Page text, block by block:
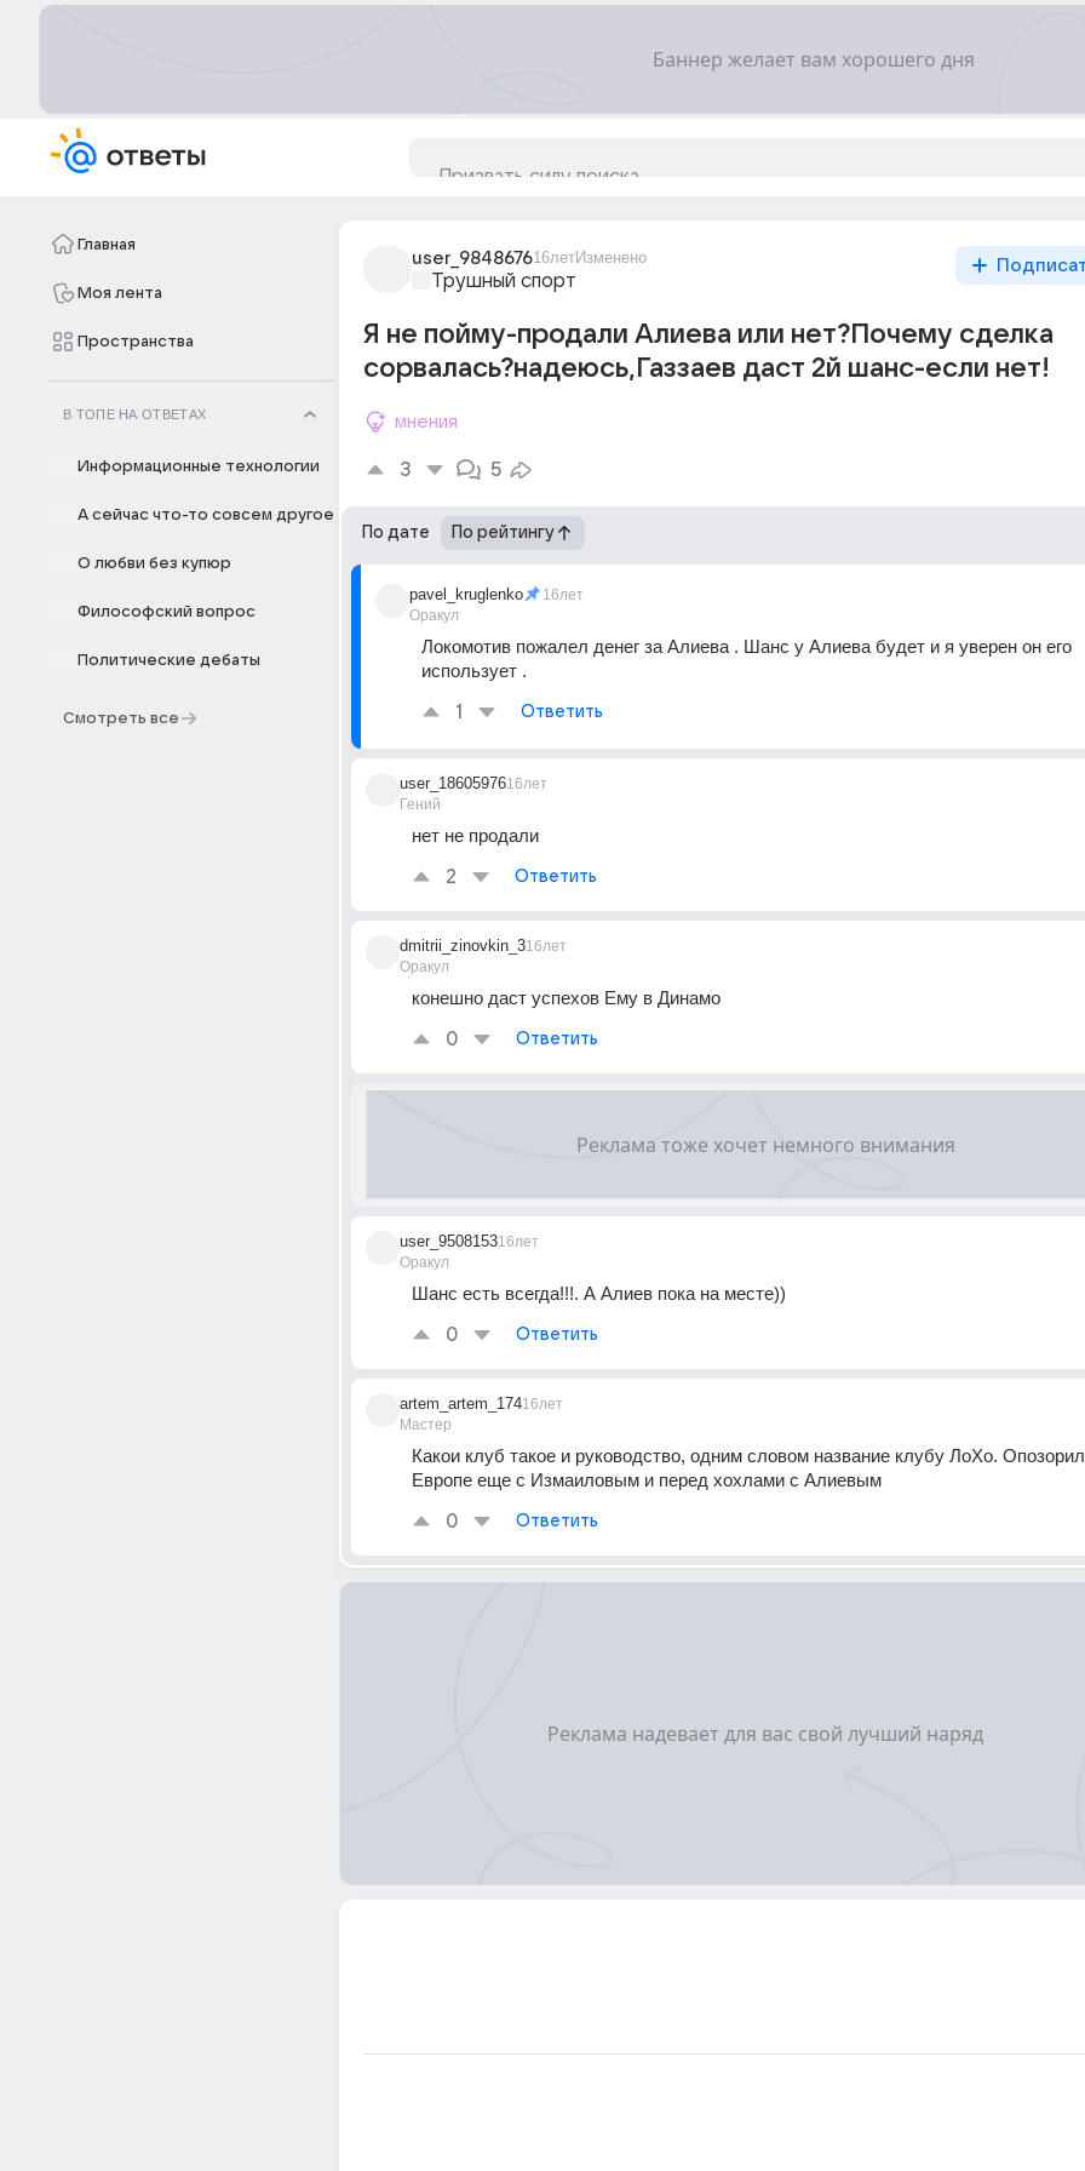
Главная
Моя лента
Пространства
В ТОПЕ НА ОТВЕТАХ
Информационные технологии
А сейчас что-то совсем другое
О любви без купюр
Философский вопрос
Политические дебаты
Смотреть все
user_984867616летИзменено
Трушный спорт
Я не пойму-продали Алиева или нет?Почему сделка
сорвалась?надеюсь,Газзаев даст 2й шанс-если нет!
мнения
3 5
По дате По рейтингу
pavel_kruglenko
Оракул
16лет
Локомотив пожалел денег за Алиева . Шанс у Алиева будет и я уверен он его
использует .
1 Ответить
user_18605976
Гений
16лет
нет не продали
2 Ответить
dmitrii_zinovkin_3
Оракул
16лет
конешно даст успехов Ему в Динамо
0 Ответить
user_9508153
Оракул
16лет
Шанс есть всегда!!!. А Алиев пока на месте))
0 Ответить
artem_artem_174
Мастер
16лет
Какои клуб такое и руководство, одним словом название клубу ЛоХо.
Европе еще с Измаиловым и перед хохлами с Алиевым
0 Ответить